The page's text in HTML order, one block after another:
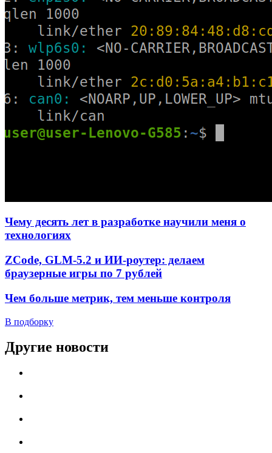
Чему десять лет в разработке научили меня о
технологиях
ZCode, GLM-5.2 и ИИ-роутер: делаем
браузерные игры по 7 рублей
Чем больше метрик, тем меньше контроля
В подборку
Другие новости